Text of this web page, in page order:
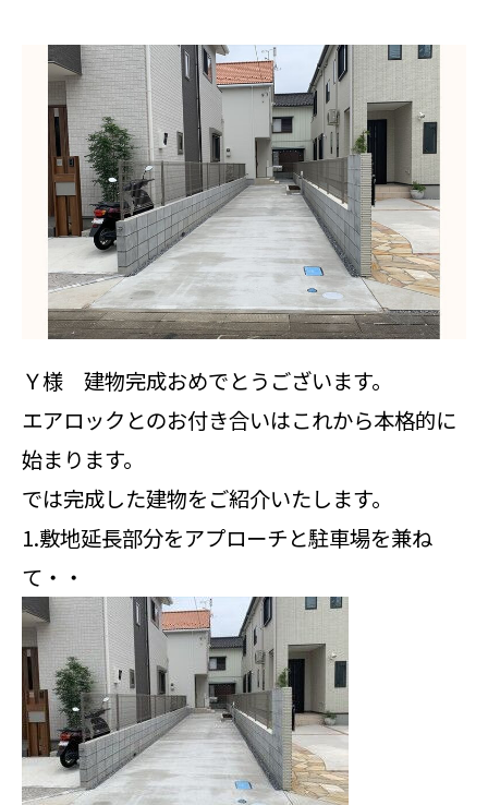
Ｙ様 建物完成おめでとうございます。
エアロックとのお付き合いはこれから本格的に
始まります。
では完成した建物をご紹介いたします。
1.敷地延長部分をアプローチと駐車場を兼ね
て・・